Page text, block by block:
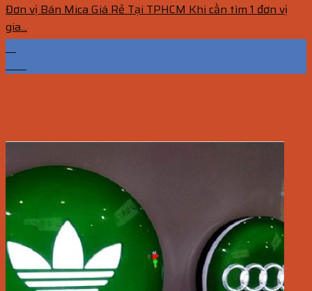
Đơn vị Bán Mica Giá Rẻ Tại TPHCM Khi cần tìm 1 đơn vị
gia...
13
Th7